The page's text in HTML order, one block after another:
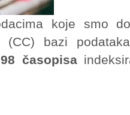
koje smo
(CC) bazi
časopisa